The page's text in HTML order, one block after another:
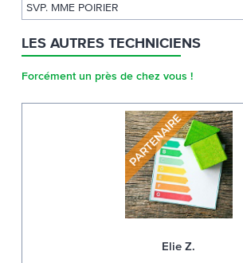
SVP. MME POIRIER
LES AUTRES TECHNICIENS
Forcément un près de chez vous !
Elie Z.